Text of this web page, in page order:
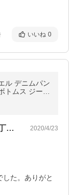
いいね 0
ル デニムパン
トムス ジーパ
着心地もよく、配送までのご案内も丁寧で… 2020/4/23
た。ありがと